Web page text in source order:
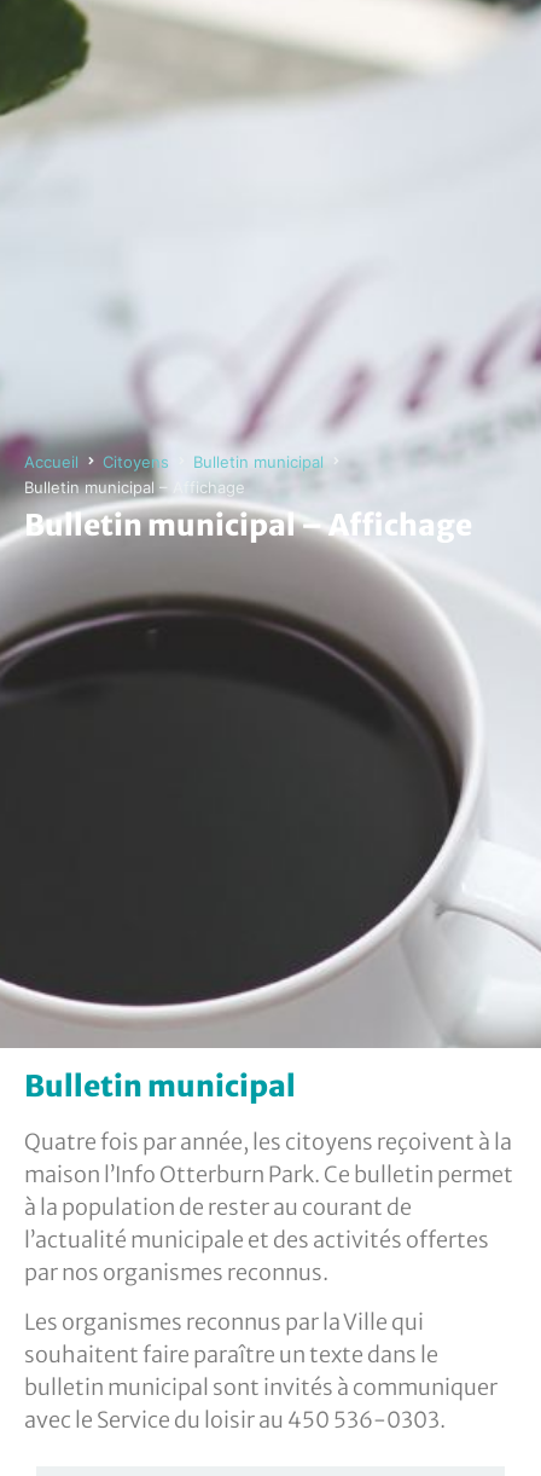
Accueil Citoyens
Bulletin municipal
Bulletin municipal – Affichage
Bulletin municipal – Affichage
Bulletin municipal
Quatre fois par année, les citoyens reçoivent à la
maison l’Info Otterburn Park. Ce bulletin permet
à la population de rester au courant de
l’actualité municipale et des activités offertes
par nos organismes reconnus.
Les organismes reconnus par la Ville qui
souhaitent faire paraître un texte dans le
bulletin municipal sont invités à communiquer
avec le Service du loisir au 450 536-0303.